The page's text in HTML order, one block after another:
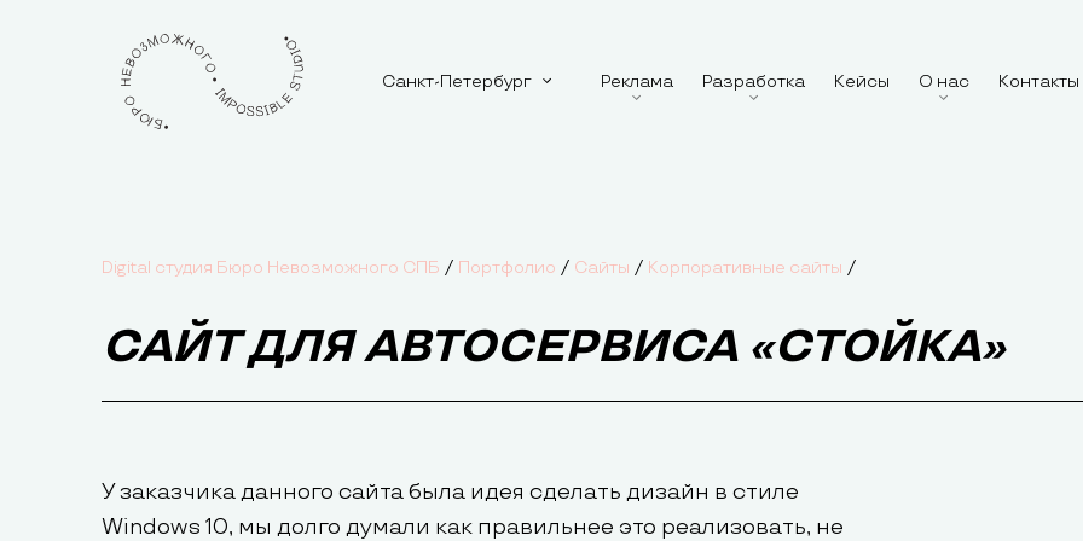
Санкт-Петербург Реклама Разработка Кейсы О нас Контакты
Digital студия Бюро Невозможного СПБ / Портфолио / Сайты / Корпоративные сайты /
САЙТ ДЛЯ АВТОСЕРВИСА «СТОЙКА»
У заказчика данного сайта была идея сделать дизайн в стиле
Windows 10, мы долго думали как правильнее это реализовать, не